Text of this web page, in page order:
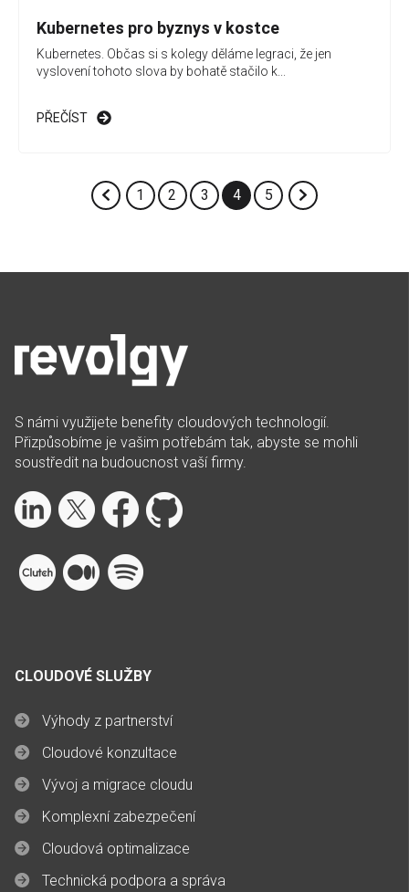
Kubernetes pro byznys v kostce
Kubernetes. Občas si s kolegy děláme legraci, že jen
vyslovení tohoto slova by bohatě stačilo k...
PŘEČÍST
1 2 3 4 5
S námi využijete benefity cloudových technologií.
Přizpůsobíme je vašim potřebám tak, abyste se mohli
soustředit na budoucnost vaší firmy.
CLOUDOVÉ SLUŽBY
Výhody z partnerství
Cloudové konzultace
Vývoj a migrace cloudu
Komplexní zabezpečení
Cloudová optimalizace
Technická podpora a správa